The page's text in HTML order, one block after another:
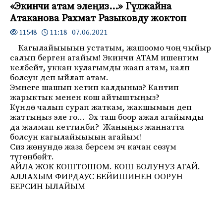
«Экинчи атам элеңиз…» Гүлжайна
Атаканова Рахмат Разыковду жоктоп
11548 11:18 07.06.2021
Кагылайыыыын устатым, жашоомо чоң чыйыр
салып берген агайым! Экинчи АТАМ ишенгим
келбейт, уккан кулагымды жаап атам, калп
болсун деп ыйлап атам.
Эмнеге шашып кетип калдыныз? Кантип
жарыктык менен кош айтыштыңыз?
Күндө чалып сурап жаткам, жакшымын деп
жаттыңыз эле го… Эх таш боор ажал агайымды
да жалмап кеттинби? Жаныңыз жаннатта
болсун кагылайыыыын агайым!
Сиз жөнундө жаза берсем эч качан сөзүм
түгөнбөйт.
АЙЛА ЖОК КОШТОШОМ. КОШ БОЛУНУЗ АГАЙ.
АЛЛАХЫМ ФИРДАУС БЕЙИШИНЕН ООРУН
БЕРСИН ЫЛАЙЫМ